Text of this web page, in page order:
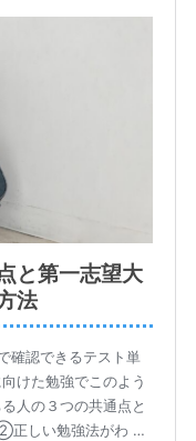
生に共通する3つの大
ょう
勉強内容が自分の学
よね